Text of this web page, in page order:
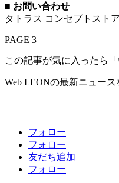
■ お問い合わせ
タトラス コンセプトスト
PAGE 3
この記事が気に入ったら
Web LEONの最新ニュース
フォロー
フォロー
友だち追加
フォロー